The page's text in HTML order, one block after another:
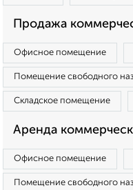
Продажа
Офисное помещение
Помещение свободного
Складское помещение
Аренда
Офисное помещение
Помещение свободного